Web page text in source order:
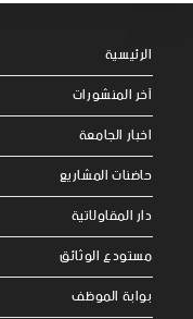
الرئيسية
آخر المنشورات
اخبار الجامعة
حاضنات المشاريع
دار المقاولاتية
مستودع الوثائق
بوابة الموظف